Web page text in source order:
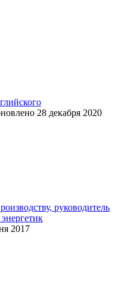
28 декабря 2020
руководитель
2017